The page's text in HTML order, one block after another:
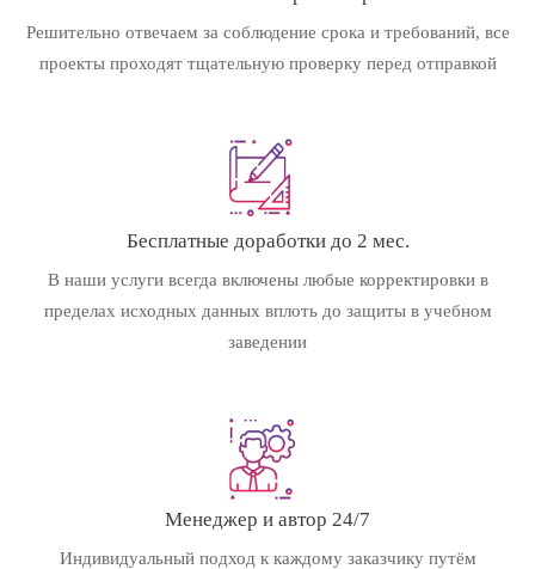
Решительно отвечаем за соблюдение срока и требований, все
проекты проходят тщательную проверку перед отправкой
Бесплатные доработки до 2 мес.
В наши услуги всегда включены любые корректировки в
пределах исходных данных вплоть до защиты в учебном
заведении
Менеджер и автор 24/7
Индивидуальный подход к каждому заказчику путём